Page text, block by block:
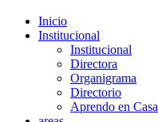
Inicio
Institucional
Institucional
Directora
Organigrama
Directorio
Aprendo en Casa